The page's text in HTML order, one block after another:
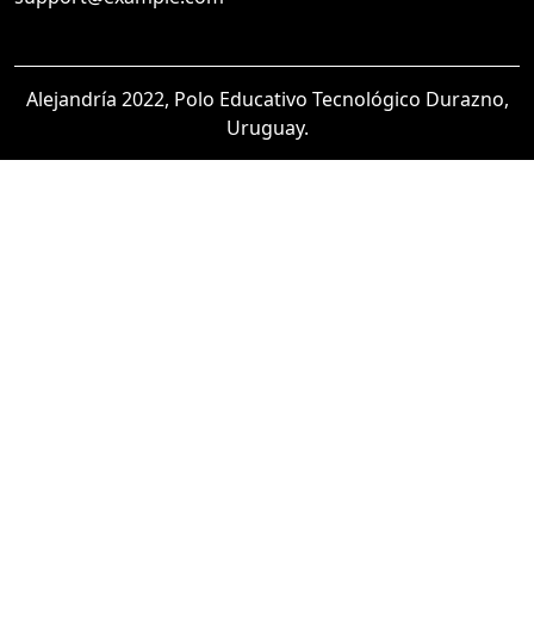
Alejandría 2022, Polo Educativo Tecnológico Durazno,
Uruguay.